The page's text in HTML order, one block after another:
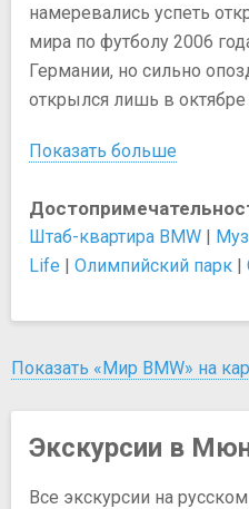
намеревались успеть
мира по футболу 2006
Германии, но сильно
открылся лишь в октябре
Показать больше
Штаб-квартира BMW |
Life | Олимпийский парк |
Показать «Мир BMW» на
Экскурсии в
Все экскурсии на